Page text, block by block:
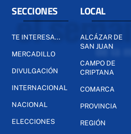
SECCIONES
TE INTERESA...
MERCADILLO
DIVULGACIÓN
INTERNACIONAL
NACIONAL
ELECCIONES
LOCAL
ALCÁZAR DE
SAN JUAN
CAMPO DE
CRIPTANA
COMARCA
PROVINCIA
REGIÓN